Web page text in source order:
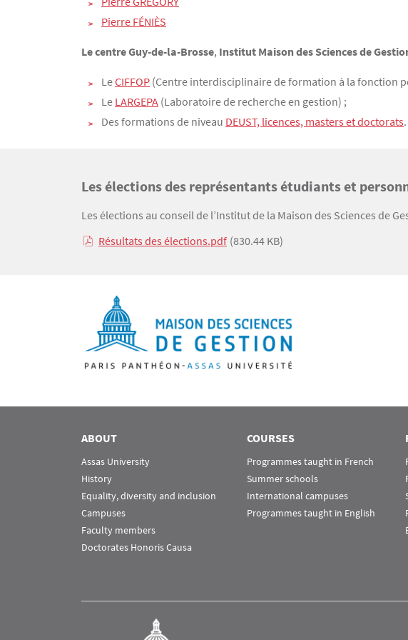
Pierre FÉNIÈS
Le centre Guy-de-la-Brosse, Institut Maison des Sciences de
LeCIFFOP (Centre interdisciplinaire de formation à la fonction
Le LARGEPA (Laboratoire de recherche en gestion) ;
Des formations de niveau DEUST, licences, masters et doctorats.
Texte
Les élections des représentants étudiants et
Les élections au conseil de l’Institut de la Maison des Sciences de
Résultats des élections.pdf (830.44 KB)
ABOUT
Assas University
History
Equality, diversity and inclusion
Campuses
Faculty members
Doctorates Honoris Causa
COURSES
Programmes taught in French
Summer schools
International campuses
Programmes taught in English